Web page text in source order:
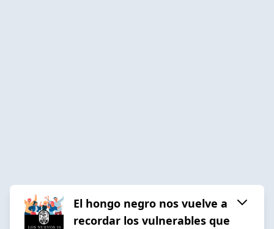
El hongo negro nos vuelve a
recordar los vulnerables que